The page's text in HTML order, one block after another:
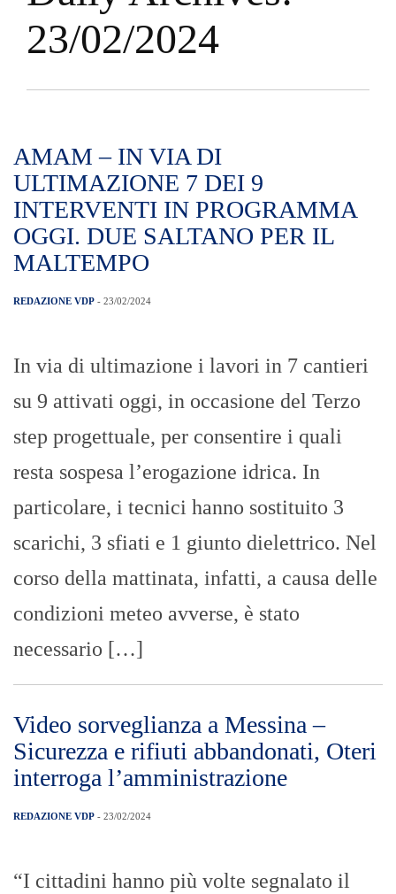
23/02/2024
AMAM – IN VIA DI
ULTIMAZIONE 7 DEI 9
INTERVENTI IN PROGRAMMA
OGGI. DUE SALTANO PER IL
MALTEMPO
REDAZIONE VDP - 23/02/2024
In via di ultimazione i lavori in 7 cantieri
su 9 attivati oggi, in occasione del Terzo
step progettuale, per consentire i quali
resta sospesa l’erogazione idrica. In
particolare, i tecnici hanno sostituito 3
scarichi, 3 sfiati e 1 giunto dielettrico. Nel
corso della mattinata, infatti, a causa delle
condizioni meteo avverse, è stato
necessario […]
Video sorveglianza a Messina –
Sicurezza e rifiuti abbandonati, Oteri
interroga l’amministrazione
REDAZIONE VDP - 23/02/2024
“I cittadini hanno più volte segnalato il